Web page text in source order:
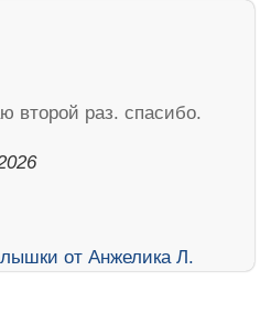
второй раз. спасибо.